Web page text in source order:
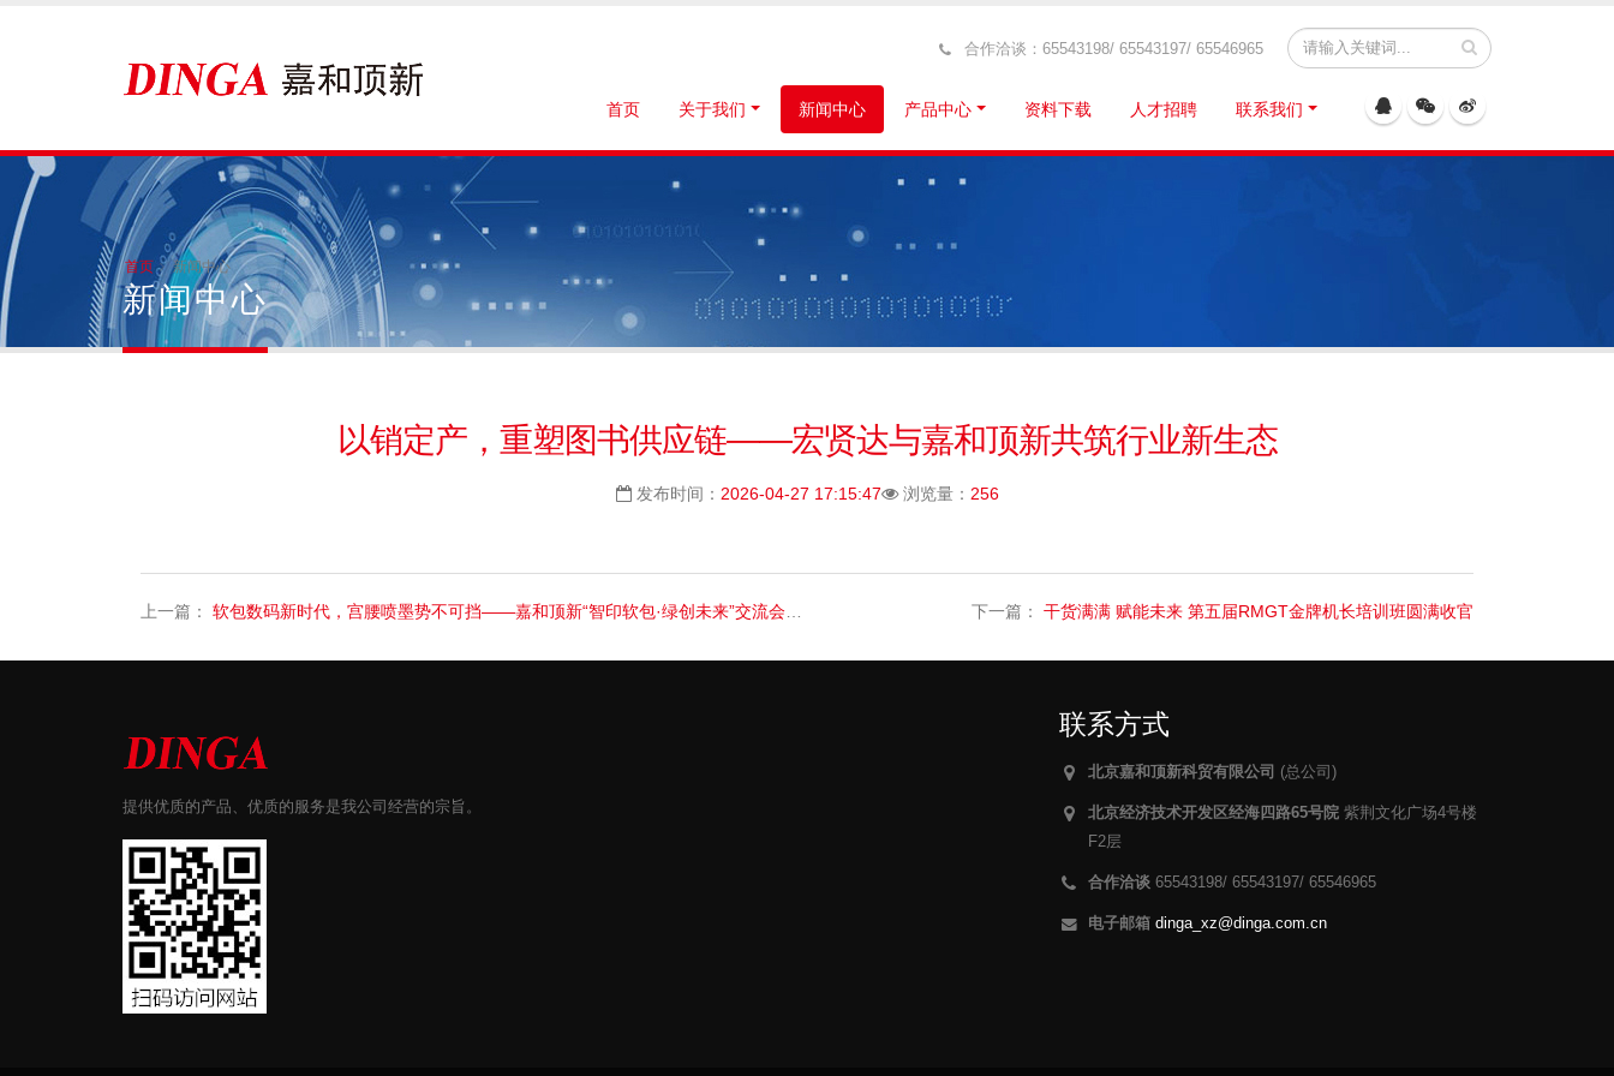
合作洽谈：65543198/ 65543197/ 65546965
首页 关于我们 新闻中心 产品中心 资料下载 人才招聘 联系我们
首页 新闻中心
新闻中心
以销定产，重塑图书供应链——宏贤达与嘉和顶新共筑行业新生态
发布时间： 2026-04-27 17:15:47 浏览量： 256
上一篇： 软包数码新时代，宫腰喷墨势不可挡——嘉和顶新“智印软包·绿创未来”交流会圆满举行 下一篇： 干货满满 赋能未来 第五届RMGT金牌机长培训班圆满收官
提供优质的产品、优质的服务是我公司经营的宗旨。
联系方式
北京嘉和顶新科贸有限公司 (总公司)
北京经济技术开发区经海四路65号院 紫荆文化广场4号楼
F2层
合作洽谈 65543198/ 65543197/ 65546965
电子邮箱 dinga_xz@dinga.com.cn